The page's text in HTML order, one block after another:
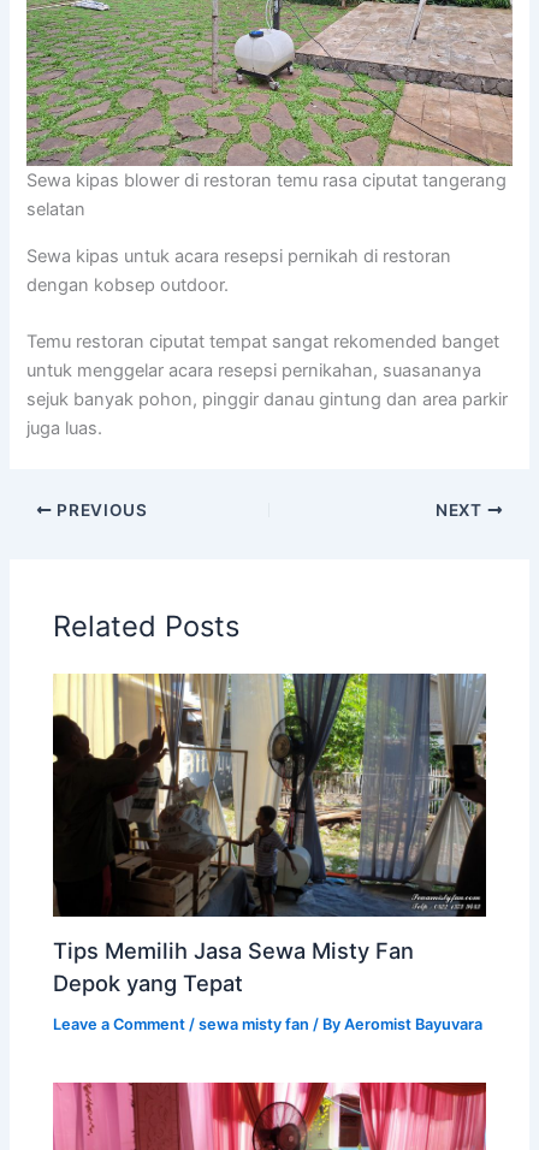
Sewa kipas blower di restoran temu rasa ciputat tangerang
selatan
Sewa kipas untuk acara resepsi pernikah di restoran
dengan kobsep outdoor.
Temu restoran ciputat tempat sangat rekomended banget
untuk menggelar acara resepsi pernikahan, suasananya
sejuk banyak pohon, pinggir danau gintung dan area parkir
juga luas.
PREVIOUS NEXT
Related Posts
Tips Memilih Jasa Sewa Misty Fan
Depok yang Tepat
Leave a Comment /sewa misty fan / ByAeromist Bayuvara